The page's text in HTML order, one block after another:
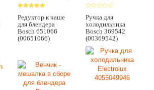
Редуктор к чаше
для блендера
Bosch 651066
(00651066)
Ручка для
холодильника
Bosch 369542
(00369542)